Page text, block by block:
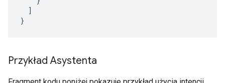
]
}
Przykład Asystenta